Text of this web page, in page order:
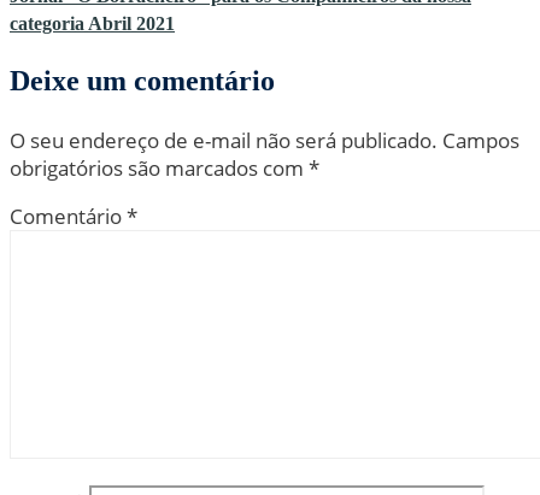
categoria Abril 2021
Deixe um comentário
O seu endereço de e-mail não será publicado. Campos
obrigatórios são marcados com *
Comentário*